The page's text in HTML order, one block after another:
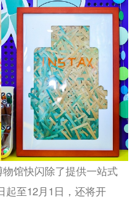
馆快闪除了提供一站式
起至12月1日，还将开